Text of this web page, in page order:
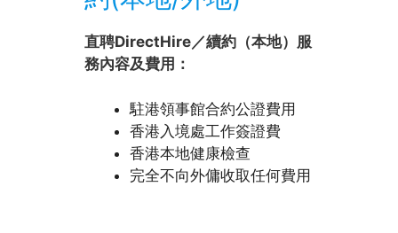
直聘DirectHire／續約（本地）服
務內容及費用：
駐港領事館合約公證費用
香港入境處工作簽證費
香港本地健康檢查
完全不向外傭收取任何費用